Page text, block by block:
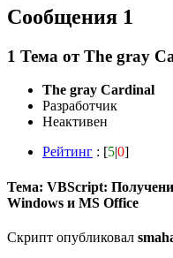
Сообщения 1
1 Тема отThe gray
The gray Cardinal
Разработчик
Неактивен
Рейтинг : [5|0]
Тема: VBScript:
Windows и MS Office
Скрипт опубликовал